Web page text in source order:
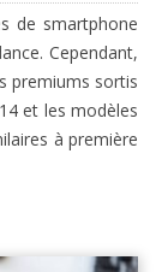
de smartphone
Cependant,
premiums sortis
et les modèles
à première